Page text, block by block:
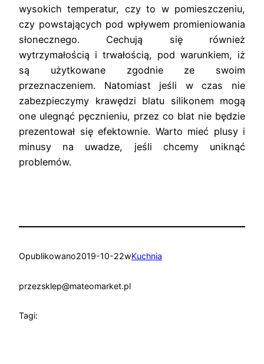
wysokich temperatur, czy to w pomieszczeniu,
czy powstających pod wpływem promieniowania
słonecznego. Cechują się również
wytrzymałością i trwałością, pod warunkiem, iż
są użytkowane zgodnie ze swoim
przeznaczeniem. Natomiast jeśli w czas nie
zabezpieczymy krawędzi blatu silikonem mogą
one ulegnąć pęcznieniu, przez co blat nie będzie
prezentował się efektownie. Warto mieć plusy i
minusy na uwadze, jeśli chcemy uniknąć
problemów.
Opublikowano2019-10-22wKuchnia
przezsklep@mateomarket.pl
Tagi: